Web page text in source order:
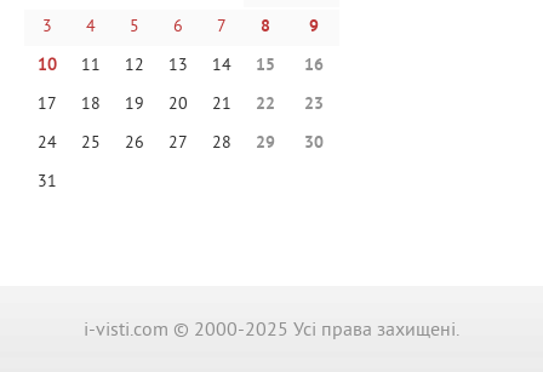
3
4 5 6 7 8
9
10
11 12 13 14 15
16
17
18 19 20 21 22
23
24
25 26 27 28 29
30
31
i-visti.com © 2000-2025 Усі права захищені.